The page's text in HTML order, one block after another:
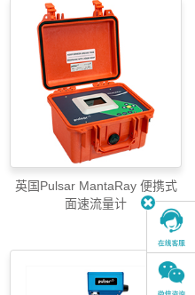
英国Pulsar MantaRay 便携式
面速流量计